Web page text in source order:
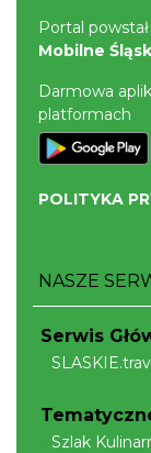
Wakacyjna
Ustroń
10.36 km
Brenna
11.62 km
Portal
Mobilne
Darmowa
platformach
POLITYKA
NASZE
Serwis
Szlak